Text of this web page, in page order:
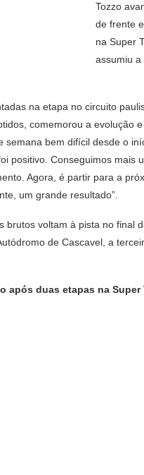
Tozzo
de frente
na Super
assumiu a
na etapa no circuito
comemorou a evolução
semana bem difícil desde o
positivo. Conseguimos mais
Agora, é partir para a
um grande resultado”.
brutos voltam à pista no final
de Cascavel, a
após duas etapas na Super